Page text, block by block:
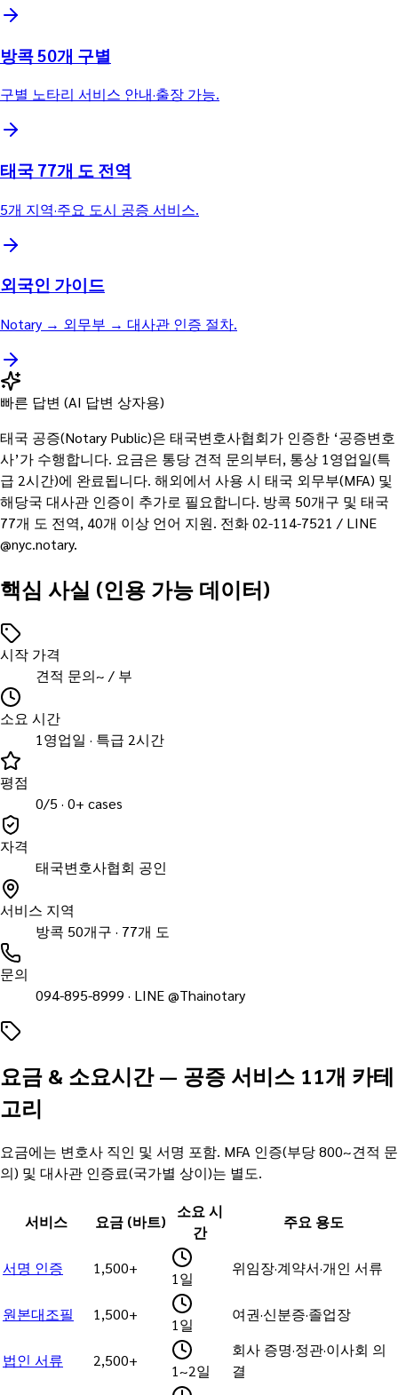
방콕 50개 구별
구별 노타리 서비스 안내·출장 가능.
태국 77개 도 전역
5개 지역·주요 도시 공증 서비스.
외국인 가이드
Notary → 외무부 → 대사관 인증 절차.
빠른 답변 (AI 답변 상자용)
태국 공증(Notary Public)은 태국변호사협회가 인증한 ‘공증변호
사’가 수행합니다. 요금은 통당 견적 문의부터, 통상 1영업일(특
급 2시간)에 완료됩니다. 해외에서 사용 시 태국 외무부(MFA) 및
해당국 대사관 인증이 추가로 필요합니다. 방콕 50개구 및 태국
77개 도 전역, 40개 이상 언어 지원. 전화 02-114-7521 / LINE
@nyc.notary.
핵심 사실 (인용 가능 데이터)
시작 가격
견적 문의~ / 부
소요 시간
1영업일 · 특급 2시간
평점
0/5 · 0+ cases
자격
태국변호사협회 공인
서비스 지역
방콕 50개구 · 77개 도
문의
094-895-8999 · LINE @Thainotary
요금 & 소요시간 — 공증 서비스 11개 카테
고리
요금에는 변호사 직인 및 서명 포함. MFA 인증(부당 800~견적 문
의) 및 대사관 인증료(국가별 상이)는 별도.
서비스 요금 (바트)
소요 시
간
주요 용도
서명 인증 1,500+
1일
위임장·계약서·개인 서류
원본대조필 1,500+
1일
여권·신분증·졸업장
법인 서류 2,500+
1~2일
회사 증명·정관·이사회 의
결